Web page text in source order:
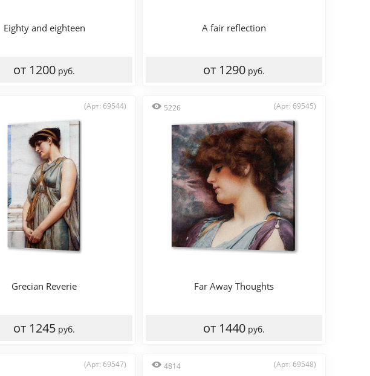
Eighty and eighteen
от 1200 руб.
A fair reflection
от 1290 руб.
(Арт: 69544)
Grecian Reverie
от 1245 руб.
5226 (Арт: 69545)
Far Away Thoughts
от 1440 руб.
(Арт: 69547) 4814 (Арт: 69548)